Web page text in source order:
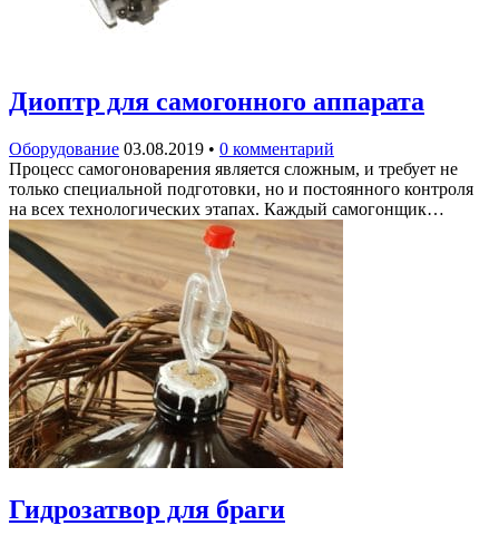
Диоптр для самогонного аппарата
Оборудование 03.08.2019 • 0 комментарий
Процесс самогоноварения является сложным, и требует не
только специальной подготовки, но и постоянного контроля
на всех технологических этапах. Каждый самогонщик…
Гидрозатвор для браги